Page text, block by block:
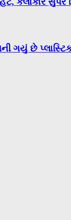
ગયું છે